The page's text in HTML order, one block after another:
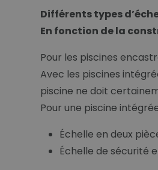
Différents types
En fonction de la
Pour les piscines
Avec les piscines
piscine ne doit
Pour une piscine
Échelle en deux
Échelle de sécurité